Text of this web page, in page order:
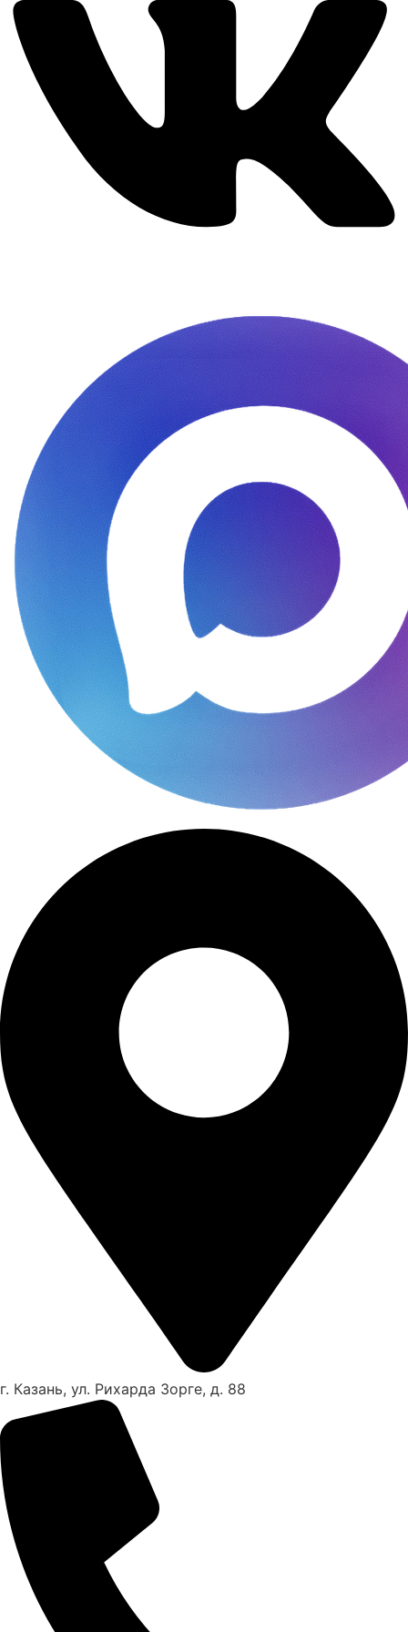
г. Казань, ул. Рихарда Зорге, д. 88